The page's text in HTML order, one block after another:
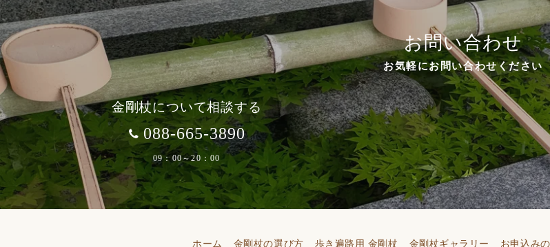
お問い合わせ
お気軽にお問い合わせください
金剛杖について相談する
088-665-3890
09：00～20：00
ホーム 金剛杖の選び方 歩き遍路用 金剛杖 金剛杖ギャラリー お申込み